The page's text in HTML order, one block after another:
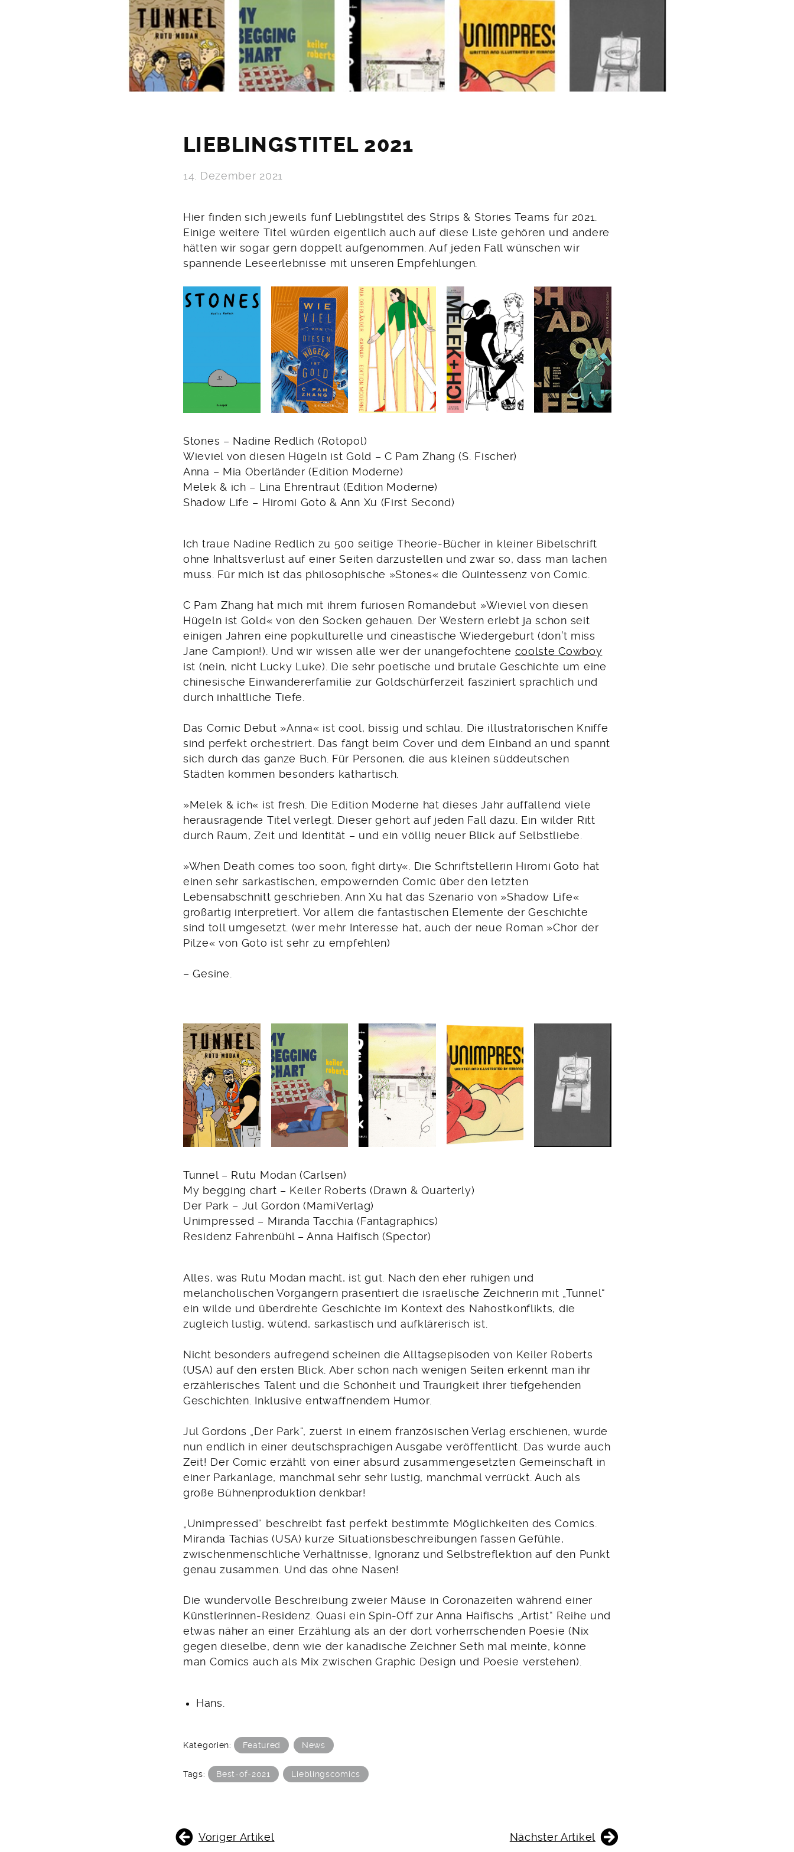
LIEBLINGSTITEL 2021
14. Dezember 2021
Hier finden sich jeweils fünf Lieblingstitel des Strips & Stories Teams für 2021.
Einige weitere Titel würden eigentlich auch auf diese Liste gehören und andere
hätten wir sogar gern doppelt aufgenommen. Auf jeden Fall wünschen wir
spannende Leseerlebnisse mit unseren Empfehlungen.
Stones – Nadine Redlich (Rotopol)
Wieviel von diesen Hügeln ist Gold – C Pam Zhang (S. Fischer)
Anna – Mia Oberländer (Edition Moderne)
Melek & ich – Lina Ehrentraut (Edition Moderne)
Shadow Life – Hiromi Goto & Ann Xu (First Second)
Ich traue Nadine Redlich zu 500 seitige Theorie-Bücher in kleiner Bibelschrift
ohne Inhaltsverlust auf einer Seiten darzustellen und zwar so, dass man lachen
muss. Für mich ist das philosophische »Stones« die Quintessenz von Comic.
C Pam Zhang hat mich mit ihrem furiosen Romandebut »Wieviel von diesen
Hügeln ist Gold« von den Socken gehauen. Der Western erlebt ja schon seit
einigen Jahren eine popkulturelle und cineastische Wiedergeburt (don’t miss
Jane Campion!). Und wir wissen alle wer der unangefochtene coolste Cowboy
ist (nein, nicht Lucky Luke). Die sehr poetische und brutale Geschichte um eine
chinesische Einwandererfamilie zur Goldschürferzeit fasziniert sprachlich und
durch inhaltliche Tiefe.
Das Comic Debut »Anna« ist cool, bissig und schlau. Die illustratorischen Kniffe
sind perfekt orchestriert. Das fängt beim Cover und dem Einband an und spannt
sich durch das ganze Buch. Für Personen, die aus kleinen süddeutschen
Städten kommen besonders kathartisch.
»Melek & ich« ist fresh. Die Edition Moderne hat dieses Jahr auffallend viele
herausragende Titel verlegt. Dieser gehört auf jeden Fall dazu. Ein wilder Ritt
durch Raum, Zeit und Identität – und ein völlig neuer Blick auf Selbstliebe.
»When Death comes too soon, fight dirty«. Die Schriftstellerin Hiromi Goto hat
einen sehr sarkastischen, empowernden Comic über den letzten
Lebensabschnitt geschrieben. Ann Xu hat das Szenario von »Shadow Life«
großartig interpretiert. Vor allem die fantastischen Elemente der Geschichte
sind toll umgesetzt. (wer mehr Interesse hat, auch der neue Roman »Chor der
Pilze« von Goto ist sehr zu empfehlen)
– Gesine.
Tunnel – Rutu Modan (Carlsen)
My begging chart – Keiler Roberts (Drawn & Quarterly)
Der Park – Jul Gordon (MamiVerlag)
Unimpressed – Miranda Tacchia (Fantagraphics)
Residenz Fahrenbühl – Anna Haifisch (Spector)
Alles, was Rutu Modan macht, ist gut. Nach den eher ruhigen und
melancholischen Vorgängern präsentiert die israelische Zeichnerin mit „Tunnel“
ein wilde und überdrehte Geschichte im Kontext des Nahostkonflikts, die
zugleich lustig, wütend, sarkastisch und aufklärerisch ist.
Nicht besonders aufregend scheinen die Alltagsepisoden von Keiler Roberts
(USA) auf den ersten Blick. Aber schon nach wenigen Seiten erkennt man ihr
erzählerisches Talent und die Schönheit und Traurigkeit ihrer tiefgehenden
Geschichten. Inklusive entwaffnendem Humor.
Jul Gordons „Der Park“, zuerst in einem französischen Verlag erschienen, wurde
nun endlich in einer deutschsprachigen Ausgabe veröffentlicht. Das wurde auch
Zeit! Der Comic erzählt von einer absurd zusammengesetzten Gemeinschaft in
einer Parkanlage, manchmal sehr sehr lustig, manchmal verrückt. Auch als
große Bühnenproduktion denkbar!
„Unimpressed“ beschreibt fast perfekt bestimmte Möglichkeiten des Comics.
Miranda Tachias (USA) kurze Situationsbeschreibungen fassen Gefühle,
zwischenmenschliche Verhältnisse, Ignoranz und Selbstreflektion auf den Punkt
genau zusammen. Und das ohne Nasen!
Die wundervolle Beschreibung zweier Mäuse in Coronazeiten während einer
Künstlerinnen-Residenz. Quasi ein Spin-Off zur Anna Haifischs „Artist“ Reihe und
etwas näher an einer Erzählung als an der dort vorherrschenden Poesie (Nix
gegen dieselbe, denn wie der kanadische Zeichner Seth mal meinte, könne
man Comics auch als Mix zwischen Graphic Design und Poesie verstehen).
Hans.
Kategorien: Featured News
Tags: Best-of-2021 Lieblingscomics
BEITRAGSNAVIGATION
Voriger Artikel Nächster Artikel